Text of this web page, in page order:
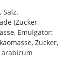
Salz,
(Zucker,
Emulgator:
Zucker,